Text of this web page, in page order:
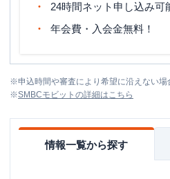
24時間ネット申し込み可
年会費・入会金無料！
※申込時間や審査により希望に沿えない場
※SMBCモビット の詳細はこちら
情報一覧から探す